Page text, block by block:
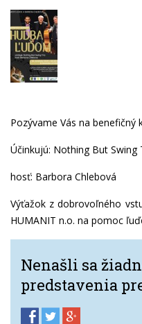
Pozývame Vás na benefičný
Účinkujú: Nothing But Swing
hosť: Barbora Chlebová
Výťažok z dobrovoľného
HUMANIT n.o. na pomoc
Nenašli sa
predstavenia